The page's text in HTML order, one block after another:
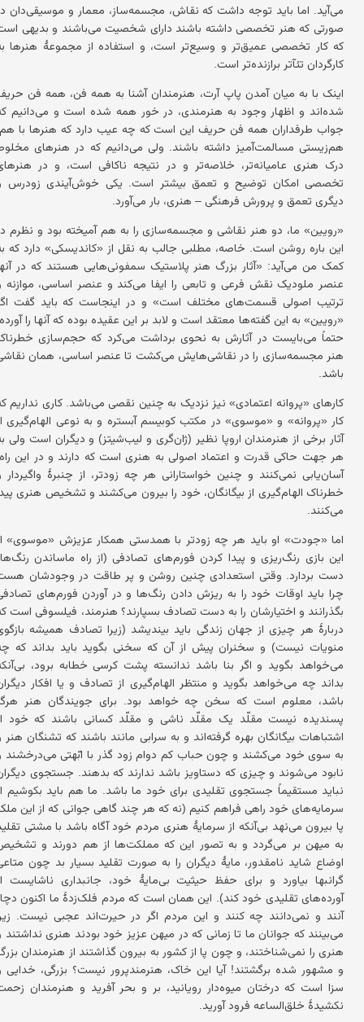
می‌آید. اما باید توجه داشت که نقاش، مجسمه‌ساز، معمار و موسیقی‌دان
صورتی که هنر تخصصی داشته باشند دارای شخصیت می‌باشند و بدیهی
که کار تخصصی عمیق‌تر و وسیع‌تر است، و استفاده از مجموعهٔ هنرها
کارگردان تئآتر برازنده‌تر است.
اینک با به میان آمدن پاپ آرت، هنرمندان آشنا به همه فن، همه فن
شده‌اند و اظهار وجود به هنرمندی، در خور همه شده است و می‌دانیم
جواب طرفداران همه فن حریف این است که چه عیب دارد که هنرها با
هم‌زیستی مسالمت‌آمیز داشته باشند. ولی می‌دانیم که در هنرهای
درک هنری عامیانه‌تر، خلاصه‌تر و در نتیجه ناکافی است، و در
تخصصی امکان توضیح و تعمق بیشتر است. یکی خوش‌آیندی زودرس
دیگری تعمق و پرورش فرهنگی – هنری، بار می‌آورد.
«رویین» ما، دو هنر نقاشی و مجسمه‌سازی را به هم آمیخته بود و نظرم
این باره روشن است. خاصه، مطلبی جالب به نقل از «کاندیسکی» دارد که
کمک من می‌آید: «آثار بزرگ هنر پلاستیک سمفونی‌هایی هستند که در
عنصر ملودیک نقش فرعی و تابعی را ایفا می‌کند و عنصر اساسی، موازنه
ترتیب اصولی قسمت‌های مختلف است» و در اینجاست که باید گفت
«رویین» به این گفته‌ها معتقد است و لابد بر این عقیده بوده که آنها را
حتماً می‌بایست در آثارش به نحوی برداشت می‌کرد که حجم‌سازی
هنر مجسمه‌سازی را در نقاشی‌هایش می‌کشت تا عنصر اساسی، همان
باشد.
کارهای «پروانه اعتمادی» نیز نزدیک به چنین نقصی می‌باشد. کاری نداریم
کار «پروانه» و «موسوی» در مکتب کوبیسم آبستره و به نوعی الهام‌گیری
آثار برخی از هنرمندان اروپا نظیر (ژان‌گری و لیب‌شیتز) و دیگران است ولی
هر جهت حاکی قدرت و اعتماد اصولی به هنری است که دارند و در این
آسان‌یابی نمی‌کنند و چنین خواستارانی هر چه زودتر، از چنبرهٔ واگیردار
خطرناک الهام‌گیری از بیگانگان، خود را بیرون می‌کشند و تشخیص هنری
می‌کنند.
اما «جودت» او باید هر چه زودتر با همدستی همکار عزیزش «موسوی»
این بازی رنگ‌ریزی و پیدا کردن فورم‌های تصادفی (از راه ماساندن
دست بردارد. وقتی استعدادی چنین روشن و پر طاقت در وجودشان
چرا باید اوقات خود را به ریزش دادن رنگ‌ها و در آوردن فورم‌های
بگذرانند و اختیارشان را به دست تصادف بسپارند؟ هنرمند، فیلسوفی است
دربارهٔ هر چیزی از جهان زندگی باید بیندیشد (زیرا تصادف همیشه
منویات نیست) و سخنران پیش از آن که سخنی بگوید باید بداند که
می‌خواهد بگوید و اگر بنا باشد ندانسته پشت کرسی خطابه برود،
بداند چه می‌خواهد بگوید و منتظر الهام‌گیری از تصادف و یا افکار
باشد، معلوم است که سخن چه خواهد بود. برای جویندگان هنر
پسندیده نیست مقلّد یک مقلّد ناشی و مقلّد کسانی باشند که خود
اشتباهات بیگانگان بهره گرفته‌اند و به سرابی مانند باشند که تشنگان هنر
به سوی خود می‌کشند و چون حباب کم دوام زود گذر با ابّهتی می‌درخشند
نابود می‌شوند و چیزی که دستاویز باشد ندارند که بدهند. جستجوی
نباید مستقیماً جستجوی تقلیدی برای خود ما باشد. ما هم باید بکوشیم
سرمایه‌های خود راهی فراهم کنیم (نه که هر چند گاهی جوانی که از این
پا بیرون می‌نهد بی‌آنکه از سرمایهٔ هنری مردم خود آگاه باشد با مشتی
به میهن بر می‌گردد و به تصور این که مملکت‌ها از هم دورند و
اوضاع شاید نامقدور، مایهٔ دیگران را به صورت تقلید بسیار بد چون
گرانبها بیاورد و برای حفظ حیثیت بی‌مایهٔ خود، جانبداری ناشایست
آورده‌های تقلیدی خود کند). این همان است که مردم فلک‌زدهٔ ما اکنون
آنند و نمی‌دانند چه کنند و این مردم اگر در حیرت‌اند عجبی نیست.
می‌بینند که جوانان ما تا زمانی که در میهن عزیز خود بودند هنری نداشتند
هنری را نمی‌شناختند، و چون پا از کشور به بیرون گذاشتند از هنرمندان
و مشهور شده برگشتند! آیا این خاک، هنرمندپرور نیست؟ بزرگی، خدایی
سزا است که درختان میوه‌دار رویانید، بر و بحر آفرید و هنرمندان
نکشیدهٔ خلق‌الساعه فرود آورید.